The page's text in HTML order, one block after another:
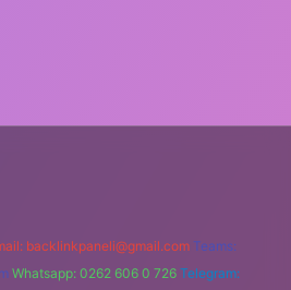
backlinkpaneli@gmail.com Teams:
Whatsapp: 0262 606 0 726 Telegram: